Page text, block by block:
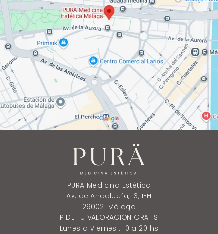
PURÄ Medicina Estética
Av. de Andalucía, 13, 1-H
29002. Málaga
PIDE TU VALORACIÓN GRATIS
Lunes a Viernes : 10 a 20 hs